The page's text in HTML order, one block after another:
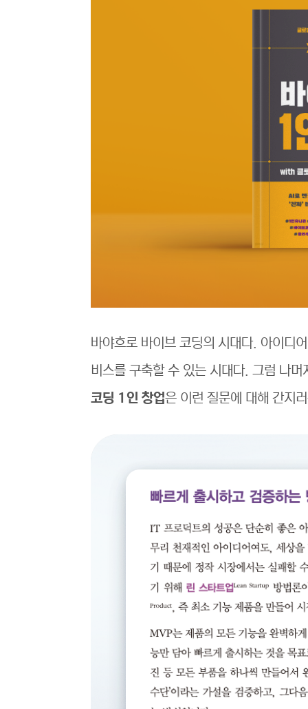
바야흐로 바이브 코딩의 시대다. 아이디
비스를 구축할 수 있는 시대다. 그럼 나
코딩 1인 창업은 이런 질문에 대해 간지